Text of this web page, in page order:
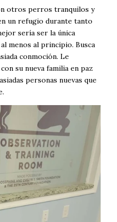
otros perros tranquilos y
un refugio durante tanto
sería ser la única
menos al principio. Busca
conmoción. Le
su nueva familia en paz
personas nuevas que